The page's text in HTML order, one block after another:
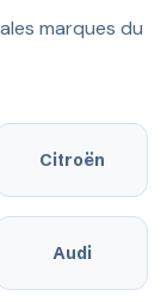
marques du
Citroën
Audi